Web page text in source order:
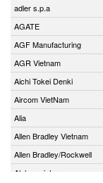
adler s.p.a
AGATE
AGF Manufacturing
AGR Vietnam
Aichi Tokei Denki
Aircom VietNam
Alia
Allen Bradley Vietnam
Allen Bradley/Rockwell
Alphamoisture